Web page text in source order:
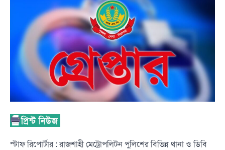
স্টাফ রিপোর্টার : রাজশাহী মেট্রোপলিটন পুলিশের বিভিন্ন থানা ও ডিবি